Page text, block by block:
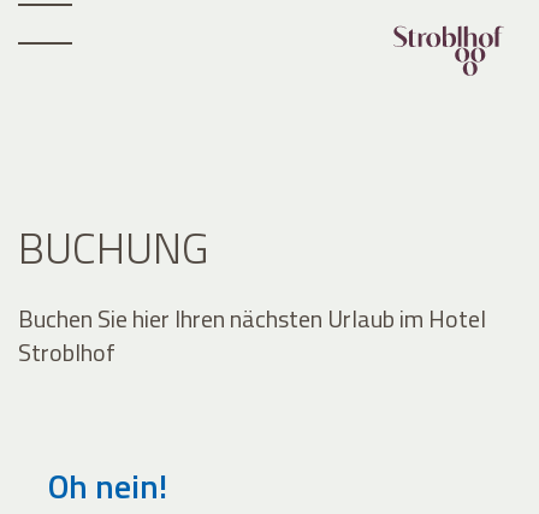
BUCHUNG
Buchen Sie hier Ihren nächsten Urlaub im Hotel
Stroblhof
Oh nein!